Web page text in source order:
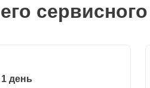
день